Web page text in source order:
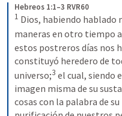
Hebreos 1:1–3 RVR60
1 Dios, habiendo hablado
maneras en otro tiempo
estos postreros días nos
constituyó heredero de
universo;3 el cual, siendo
imagen misma de su
cosas con la palabra de